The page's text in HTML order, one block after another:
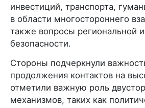
инвестиций, транспорта,
в области многостороннего
также вопросы региональной
безопасности.
Стороны подчеркнули
продолжения контактов на
отметили важную роль
механизмов, таких как